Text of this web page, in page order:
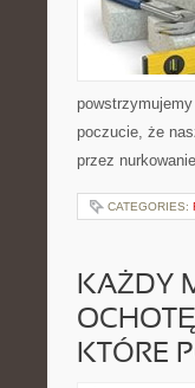
poczucie, że
przez
CATEGORIES:
KAŻDY
KTÓRE